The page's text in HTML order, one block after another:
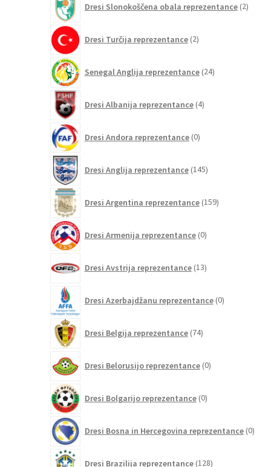
Dresi Slonokoščena obala reprezentance 2izdelka
Dresi Turčija reprezentance 2izdelka
Senegal Anglija reprezentance 24izdelkov
Dresi Albanija reprezentance 4izdelki
Dresi Andora reprezentance 0izdelkov
Dresi Anglija reprezentance 145izdelkov
Dresi Argentina reprezentance 159izdelkov
Dresi Armenija reprezentance 0izdelkov
Dresi Avstrija reprezentance 13izdelkov
Dresi Azerbajdžanu reprezentance 0izdelkov
Dresi Belgija reprezentance 74izdelkov
Dresi Belorusijo reprezentance 0izdelkov
Dresi Bolgarijo reprezentance 0izdelkov
Dresi Bosna in Hercegovina reprezentance 0
Dresi Brazilija reprezentance 128